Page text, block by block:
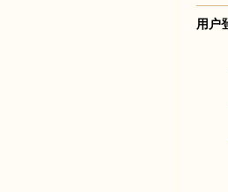
用户